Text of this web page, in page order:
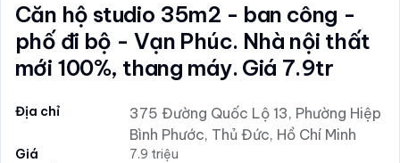
Căn hộ studio 35m2 - ban công -
phố đi bộ - Vạn Phúc. Nhà nội thất
mới 100%, thang máy. Giá 7.9tr
Địa chỉ
375 Đường Quốc Lộ 13, Phường Hiệp
Bình Phước, Thủ Đức, Hồ Chí Minh
Giá
7.9 triệu